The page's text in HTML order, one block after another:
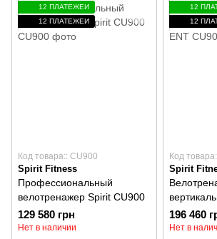
12 ПЛАТЕЖЕЙ
12 ПЛАТЕЖЕЙ
Код товара:: CU900
Spirit Fitness
Профессиональный
велотренажер Spirit CU900
129 580 грн
Нет в наличии
12
12
Код
Spirit
ENT
196 460
Нет в